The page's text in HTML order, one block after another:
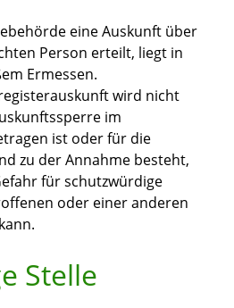
eine Auskunft über
Person erteilt, liegt in
Ermessen.
wird nicht
im
ist oder für die
zu der Annahme besteht,
für schutzwürdige
oder einer anderen
Stelle